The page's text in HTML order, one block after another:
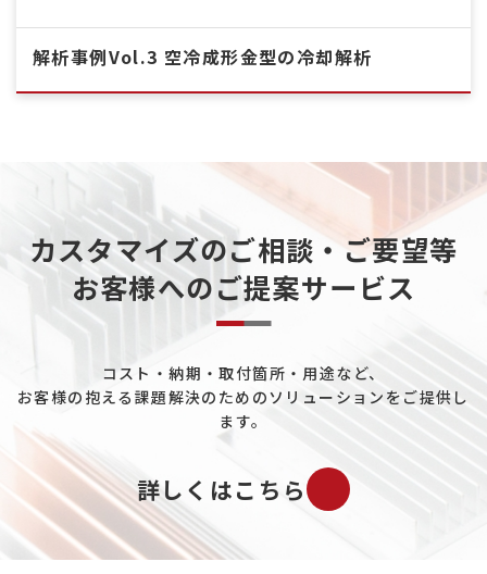
解析事例Vol.3 空冷成形金型の冷却解析
カスタマイズのご相談・ご要望等
お客様へのご提案サービス
コスト・納期・取付箇所・用途など、
お客様の抱える課題解決のためのソリューションをご提供し
ます。
詳しくはこちら